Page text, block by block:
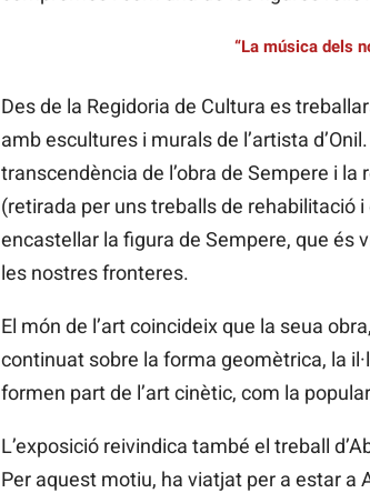
“La música dels
Des de la Regidoria de Cultura es
amb escultures i murals de l’artista
transcendència de l’obra de Sempere i
(retirada per uns treballs de rehabilitació
encastellar la figura de Sempere, que és
les nostres fronteres.
El món de l’art coincideix que la seua
continuat sobre la forma geomètrica, la
formen part de l’art cinètic, com la
L’exposició reivindica també el treball
Per aquest motiu, ha viatjat per a estar